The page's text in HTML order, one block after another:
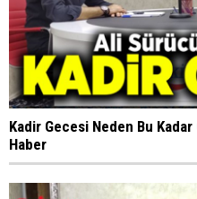
Kadir Gecesi Neden Bu
Haber